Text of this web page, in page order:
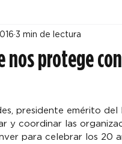
nos protege
3 min de lectura
presidente emérito del
y coordinar las
para celebrar los 20